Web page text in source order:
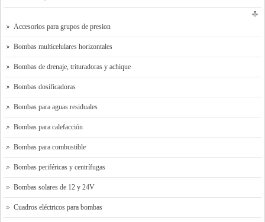
Accesorios para grupos de presion
Bombas multicelulares horizontales
Bombas de drenaje, trituradoras y achique
Bombas dosificadoras
Bombas para aguas residuales
Bombas para calefacción
Bombas para combustible
Bombas periféricas y centrífugas
Bombas solares de 12 y 24V
Cuadros eléctricos para bombas